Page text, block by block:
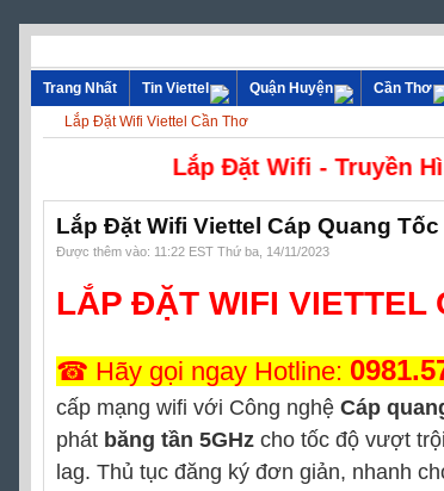
Trang Nhất Tin Viettel Quận Huyện Cần Thơ
Lắp Đặt Wifi Viettel Cần Thơ
Lắp Đặt Wifi -
Lắp Đặt Wifi Viettel Cáp Quang
Được thêm vào: 11:22 EST Thứ ba, 14/11/2023
LẮP ĐẶT WIFI VIETTEL
☎ Hãy gọi ngay Hotline:
cấp mạng wifi với Công nghệ Cáp
phát băng tần 5GHz cho tốc độ vượt
lag. Thủ tục đăng ký đơn giản, nhanh